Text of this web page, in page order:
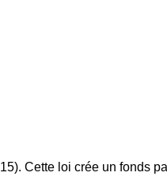
Cette loi crée un fonds